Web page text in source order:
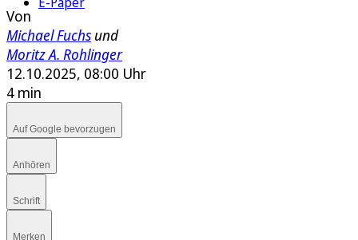
Von
Michael Fuchs und
Moritz A. Rohlinger
12.10.2025, 08:00 Uhr
4 min
Auf Google bevorzugen
Anhören
Schrift
Merken